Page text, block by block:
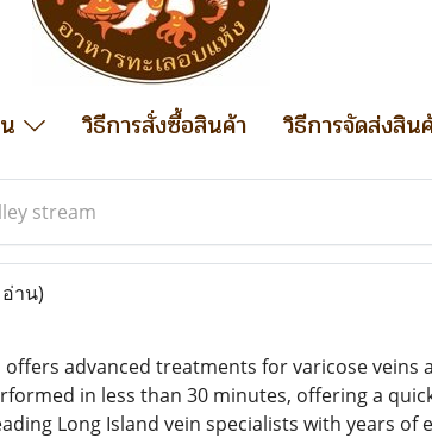
น วิธีการสั่งซื้อสินค้า วิธีการจัดส่งสิน
stream
าน)
offers advanced treatments for varicose
in less than 30 minutes, offering a
Long Island vein specialists with years